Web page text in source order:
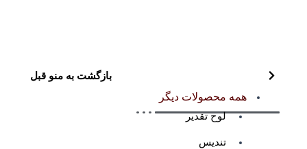
بازگشت به منو قبل
همه محصولات دیگر
لوح تقدیر
تندیس